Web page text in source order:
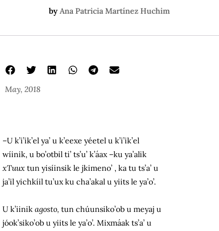
by Ana Patricia Martínez Huchim
May, 2018
–U k’i’ik’el ya’ u k’eexe yéetel u k’i’ik’el
wíinik, u bo’otbil ti’ ts’u’ k’áax –ku ya’alik
xTuux tun yisíinsik le jkimeno’ , ka tu ts’a’ u
ja’il yichkíil tu’ux ku cha’akal u yiits le ya’o’.
U k’iinik agosto, tun chúunsiko’ob u meyaj u
jóok’siko’ob u yiits le ya’o’. Mixmáak ts’a’ u